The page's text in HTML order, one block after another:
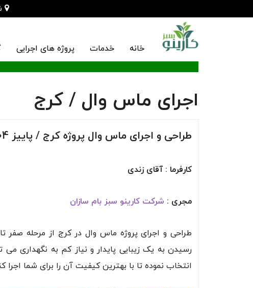
خانه خدمات پروژه های اجرایی
اجرای ماس وال / کرج
طراحی و اجرای ماس وال پروژه کرج / پاییز 1404
کارفرما : آقای زندی
مجری : شرکت کارینو سبز بام سازان
طراحی و اجرای پروژه ماس وال در کرج از مرحله صفر
رسیدن به یک زیبایی پایدار و نیاز کم به نگهداری
انتخاب نموده تا با بهترین کیفیت آن را برای شما اجرا